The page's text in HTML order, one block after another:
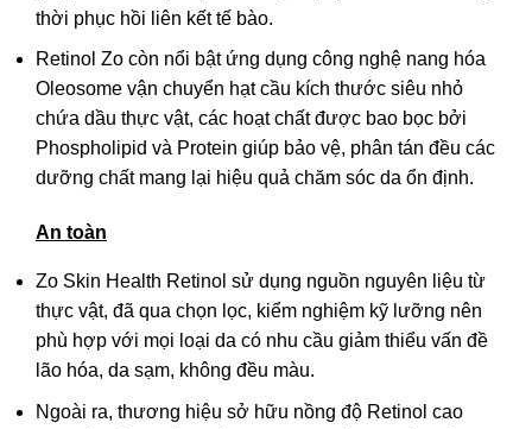
thời phục hồi liên kết tế bào.
Retinol Zo còn nổi bật ứng dụng công nghệ nang hóa
Oleosome vận chuyển hạt cầu kích thước siêu nhỏ
chứa dầu thực vật, các hoạt chất được bao bọc bởi
Phospholipid và Protein giúp bảo vệ, phân tán đều các
dưỡng chất mang lại hiệu quả chăm sóc da ổn định.
An toàn
Zo Skin Health Retinol sử dụng nguồn nguyên liệu từ
thực vật, đã qua chọn lọc, kiểm nghiệm kỹ lưỡng nên
phù hợp với mọi loại da có nhu cầu giảm thiểu vấn đề
lão hóa, da sạm, không đều màu.
Ngoài ra, thương hiệu sở hữu nồng độ Retinol cao